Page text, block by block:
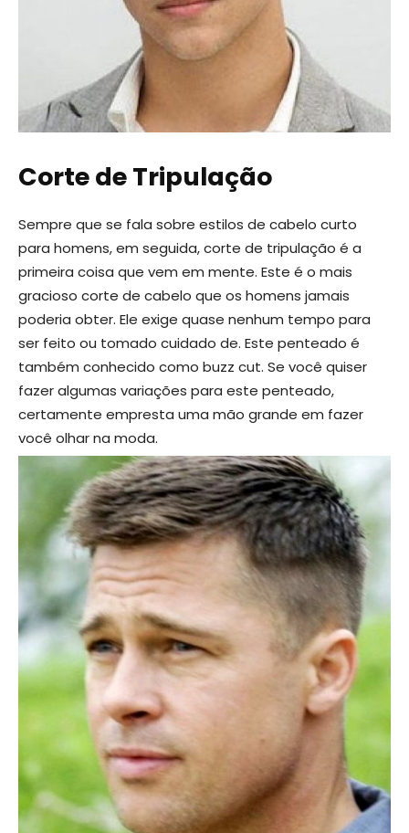
Corte de Tripulação
Sempre que se fala sobre estilos de cabelo curto
para homens, em seguida, corte de tripulação é a
primeira coisa que vem em mente. Este é o mais
gracioso corte de cabelo que os homens jamais
poderia obter. Ele exige quase nenhum tempo para
ser feito ou tomado cuidado de. Este penteado é
também conhecido como buzz cut. Se você quiser
fazer algumas variações para este penteado,
certamente empresta uma mão grande em fazer
você olhar na moda.